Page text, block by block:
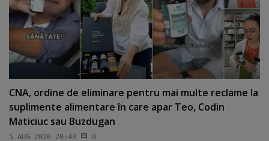
CNA, ordine de eliminare pentru mai multe reclame la
suplimente alimentare în care apar Teo, Codin
Maticiuc sau Buzdugan
5 AUG 2026 20:43 0